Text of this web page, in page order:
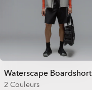
Waterscape Boardshort
2 Couleurs